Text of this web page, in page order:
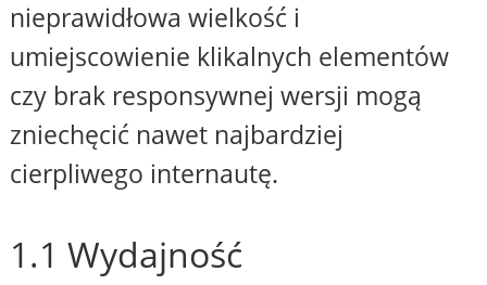
nieprawidłowa wielkość i
umiejscowienie klikalnych elementów
czy brak responsywnej wersji mogą
zniechęcić nawet najbardziej
cierpliwego internautę.
1.1 Wydajność